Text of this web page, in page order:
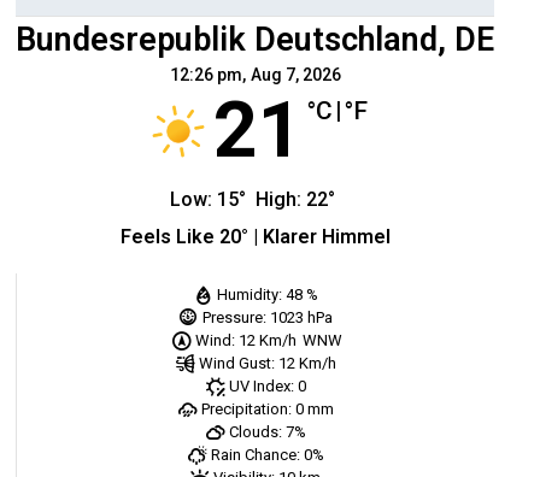
Bundesrepublik Deutschland, DE
12:26 pm, Aug 7, 2026
21 °C |°F
Low: 15° High: 22°
Feels Like 20° | Klarer Himmel
Humidity: 48 %
Pressure: 1023 hPa
Wind: 12 Km/h WNW
Wind Gust: 12 Km/h
UV Index: 0
Precipitation: 0 mm
Clouds: 7%
Rain Chance: 0%